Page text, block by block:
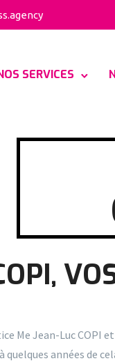
SERVICES
Me Jean-Luc COPI et
années de